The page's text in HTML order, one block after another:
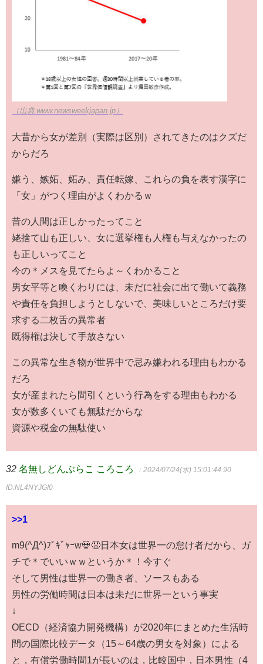
（出典 www.newsweekjapan.jp）
大昔から女が差別（実際は区別）されてきたのはクズだ
からだろ
嫌う、嫉妬、妬み、責任転嫁、これらの負を表す漢字に
「女」がつく理由がよくわかるｗ
昔の人間は正しかったってこと
姥捨て山も正しい、女に選挙権も人権も与えなかったの
も正しいってこと
今の＊メスを見てたらよ～くわかること
男女平等と喚くわりには、未だに社会に出て働いて義務
や責任を負担しようとしないで、美味しいところだけ要
求する二枚舌の異常者
既得権は決して手放さない
この異常な生き物が世界中で忌み嫌われる理由もわかる
だろ
女が産まれたら間引くという行為をする理由もわかる
女が数多くいても無駄だからな
資源や税金の無駄使い
32 名無しどんぶらこ ころころ ：2024/07/24(水) 15:01:44.90
ID:NL4NYJGI0
>>1
m9(^Д^)ﾌﾟｷﾞｬｰw💀😡日本女は世界一の怠け者だから、ガ
チで＊でいいｗｗというか＊！今すぐ
そして男性は世界一の働き者、ソースもある
男性の労働時間は日本は未だに世界一という事実
↓
OECD（経済協力開発機構）が2020年にまとめた生活時
間の国際比較データ（15～64歳の男女を対象）による
と，有償労働時間1が長いのは，比較国中，日本男性（4